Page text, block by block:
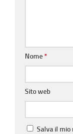
Nome*
Sito web
Salva il mio